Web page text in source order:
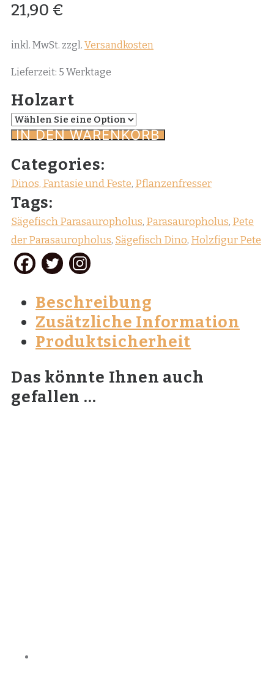
21,90 €
inkl. MwSt. zzgl. Versandkosten
Lieferzeit: 5 Werktage
Holzart
IN DEN WARENKORB
Categories:
Dinos, Fantasie und Feste, Pflanzenfresser
Tags:
Sägefisch Parasauropholus, Parasauropholus, Pete
der Parasauropholus, Sägefisch Dino, Holzfigur Pete
Beschreibung
Zusätzliche Information
Produktsicherheit
Das könnte Ihnen auch
gefallen …